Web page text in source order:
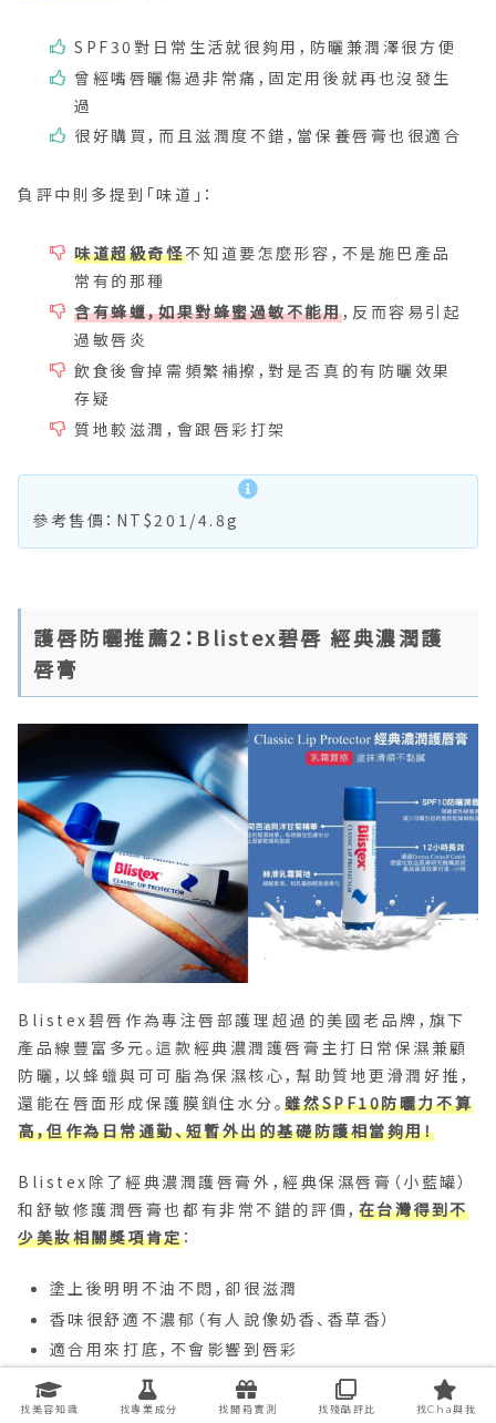
SPF30對日常生活就很夠用，防曬兼潤澤很方便
曾經嘴唇曬傷過非常痛，固定用後就再也沒發生
過
很好購買，而且滋潤度不錯，當保養唇膏也很適合
負評中則多提到「味道」：
味道超級奇怪不知道要怎麼形容，不是施巴產品
常有的那種
含有蜂蠟，如果對蜂蜜過敏不能用，反而容易引起
過敏唇炎
飲食後會掉需頻繁補擦，對是否真的有防曬效果
存疑
質地較滋潤，會跟唇彩打架
參考售價：NT$201/4.8g
護唇防曬推薦2：Blistex碧唇 經典濃潤護
唇膏
Blistex碧唇作為專注唇部護理超過的美國老品牌，旗下
產品線豐富多元。這款經典濃潤護唇膏主打日常保濕兼顧
防曬，以蜂蠟與可可脂為保濕核心，幫助質地更滑潤好推，
還能在唇面形成保護膜鎖住水分。雖然SPF10防曬力不算
高，但作為日常通勤、短暫外出的基礎防護相當夠用！
Blistex除了經典濃潤護唇膏外，經典保濕唇膏（小藍罐）
和舒敏修護潤唇膏也都有非常不錯的評價， 在台灣得到不
少美妝相關獎項肯定：
塗上後明明不油不悶，卻很滋潤
香味很舒適不濃郁（有人說像奶香、香草香）
適合用來打底，不會影響到唇彩
推薦給唇紋明顯的人
，擦完變淡非常多
找美容知識 找專業成分 找開箱實測 找殘酷評比 找Cha與我